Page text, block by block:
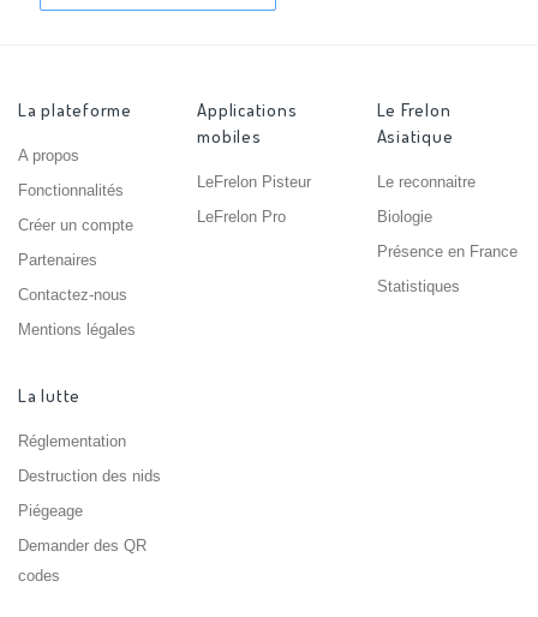
La plateforme
A propos
Fonctionnalités
Créer un compte
Partenaires
Contactez-nous
Mentions légales
Applications
mobiles
LeFrelon Pisteur
LeFrelon Pro
Le Frelon
Asiatique
Le reconnaitre
Biologie
Présence en France
Statistiques
La lutte
Réglementation
Destruction des nids
Piégeage
Demander des QR
codes